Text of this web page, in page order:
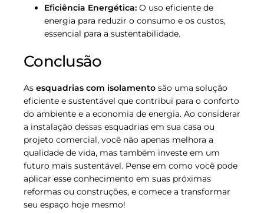
Eficiência Energética: O uso eficiente de
energia para reduzir o consumo e os custos,
essencial para a sustentabilidade.
Conclusão
As esquadrias com isolamento são uma solução
eficiente e sustentável que contribui para o conforto
do ambiente e a economia de energia. Ao considerar
a instalação dessas esquadrias em sua casa ou
projeto comercial, você não apenas melhora a
qualidade de vida, mas também investe em um
futuro mais sustentável. Pense em como você pode
aplicar esse conhecimento em suas próximas
reformas ou construções, e comece a transformar
seu espaço hoje mesmo!